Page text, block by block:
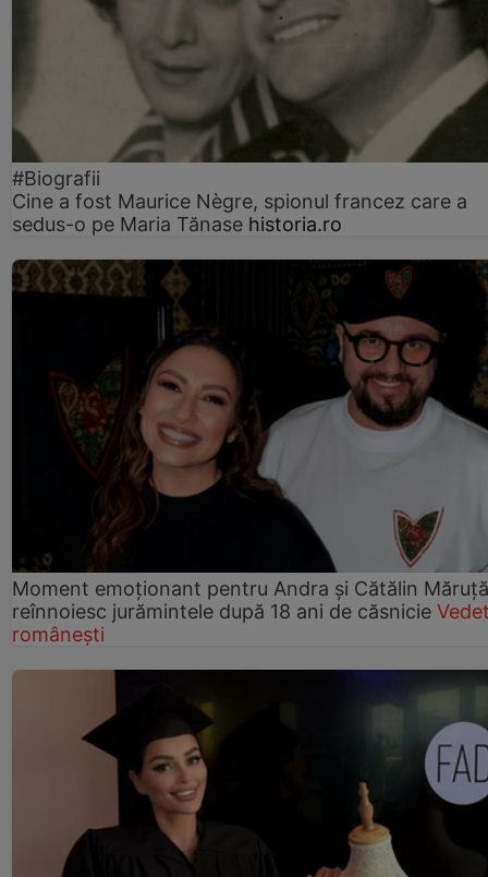
#Biografii
Cine a fost Maurice Nègre, spionul francez care a
sedus-o pe Maria Tănase historia.ro
Moment emoționant pentru Andra și Cătălin
reînnoiesc jurămintele după 18 ani de căsnicie
românești